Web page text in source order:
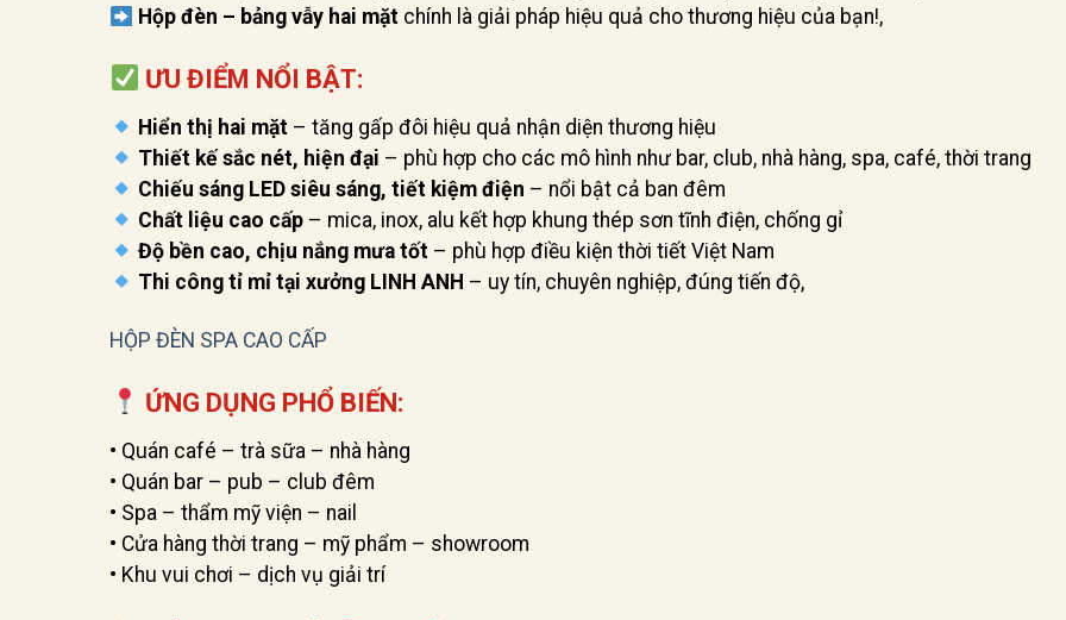
Hộp đèn – bảng vẫy hai mặt chính là giải pháp hiệu quả cho thương hiệu của bạn!,
ƯU ĐIỂM NỔI BẬT:
Hiển thị hai mặt – tăng gấp đôi hiệu quả nhận diện thương hiệu
Thiết kế sắc nét, hiện đại – phù hợp cho các mô hình như bar, club, nhà hàng, spa, café, thời trang
Chiếu sáng LED siêu sáng, tiết kiệm điện – nổi bật cả ban đêm
Chất liệu cao cấp – mica, inox, alu kết hợp khung thép sơn tĩnh điện, chống gỉ
Độ bền cao, chịu nắng mưa tốt – phù hợp điều kiện thời tiết Việt Nam
Thi công tỉ mỉ tại xưởng LINH ANH – uy tín, chuyên nghiệp, đúng tiến độ,
HỘP ĐÈN SPA CAO CẤP
ỨNG DỤNG PHỔ BIẾN:
• Quán café – trà sữa – nhà hàng
• Quán bar – pub – club đêm
• Spa – thẩm mỹ viện – nail
• Cửa hàng thời trang – mỹ phẩm – showroom
• Khu vui chơi – dịch vụ giải trí